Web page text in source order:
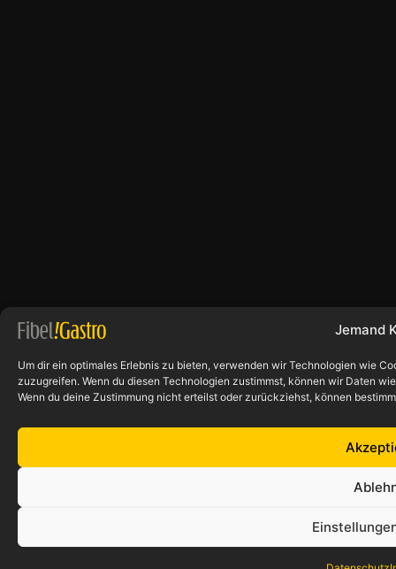
Jemand
Um dir ein optimales Erlebnis zu bieten, verwenden wir Technologien wie
zuzugreifen. Wenn du diesen Technologien zustimmst, können wir Daten
Wenn du deine Zustimmung nicht erteilst oder zurückziehst, können